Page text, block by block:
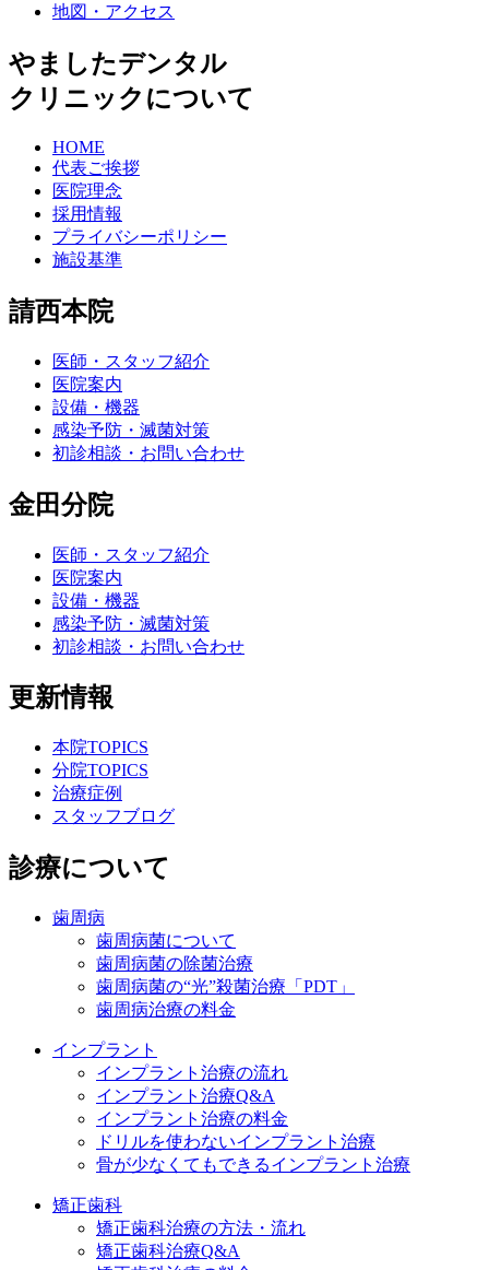
地図・アクセス
やましたデンタル
クリニックについて
HOME
代表ご挨拶
医院理念
採用情報
プライバシーポリシー
施設基準
請西本院
医師・スタッフ紹介
医院案内
設備・機器
感染予防・滅菌対策
初診相談・お問い合わせ
金田分院
医師・スタッフ紹介
医院案内
設備・機器
感染予防・滅菌対策
初診相談・お問い合わせ
更新情報
本院TOPICS
分院TOPICS
治療症例
スタッフブログ
診療について
歯周病
歯周病菌について
歯周病菌の除菌治療
歯周病菌の“光”殺菌治療「PDT」
歯周病治療の料金
インプラント
インプラント治療の流れ
インプラント治療Q&A
インプラント治療の料金
ドリルを使わないインプラント治療
骨が少なくてもできるインプラント治療
矯正歯科
矯正歯科治療の方法・流れ
矯正歯科治療Q&A